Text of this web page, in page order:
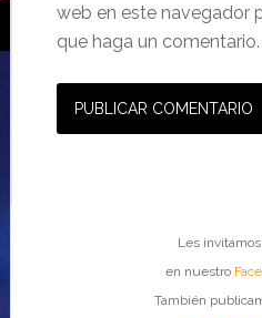
web en este navegador
que haga un comentario.
Les
en nuestro
También